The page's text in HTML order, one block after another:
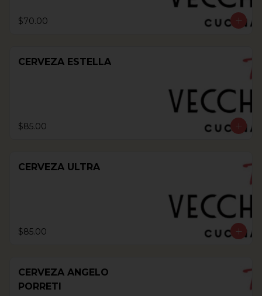
$70.00
CERVEZA ESTELLA
$85.00
CERVEZA ULTRA
$85.00
CERVEZA ANGELO
PORRETI